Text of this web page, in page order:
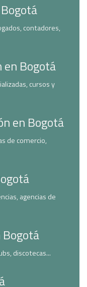
contadores,
en Bogotá
cursos y
en Bogotá
de comercio,
agencias de
discotecas...